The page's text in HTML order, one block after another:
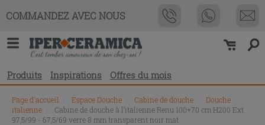
COMMANDEZ AVEC NOUS
Produits Inspirations Offres du mois
Page d'accueil Espace Douche Cabine de douche
Douche
italienne
Cabine de douche à l’italienne Renu 100+70 cm H200 Ext
97,5/99 - 67,5/69 verre 8 mm transparent noir mat